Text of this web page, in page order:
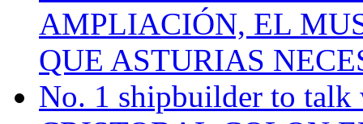
AMPLIACIÓN, EL
QUE ASTURIAS
No. 1 shipbuilder to talk